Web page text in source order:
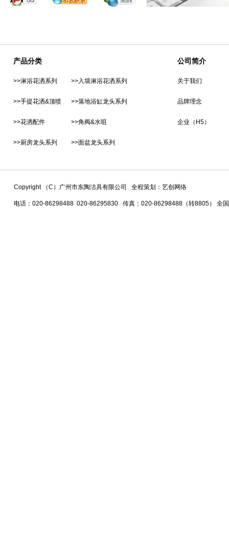
产品分类 公司简介
>>淋浴花洒系列 >>入墙淋浴花洒系列
>>手提花洒&顶喷 >>落地浴缸龙头系列
>>花洒配件 >>角阀&水咀
>>厨房龙头系列 >>面盆龙头系列
关于我们
品牌理念
企业（H5）
Copyright （C）广州市东陶洁具有限公司 全程策划：艺创网络
电话：020-86298488 020-86295830 传真：020-86298488（转8805） 全